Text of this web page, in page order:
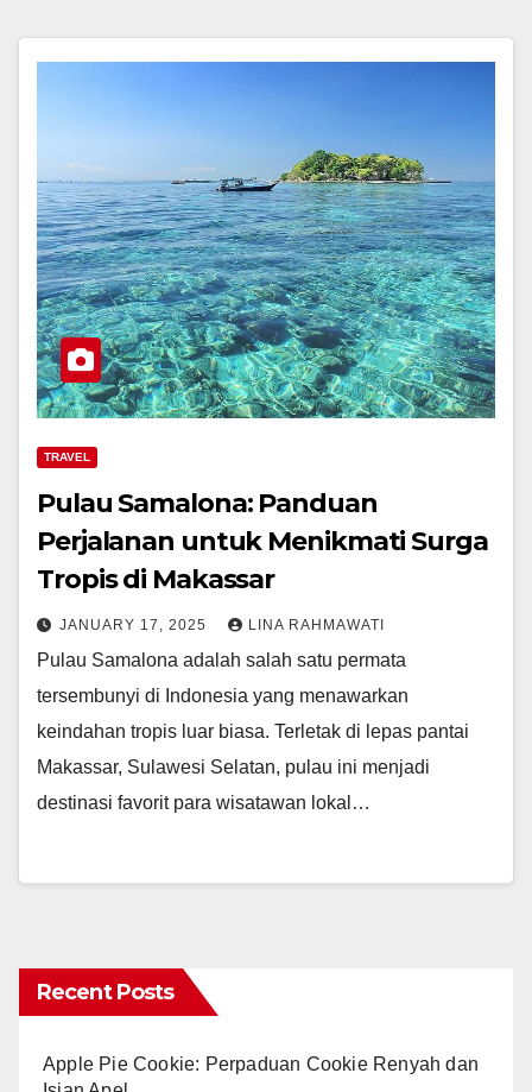
TRAVEL
Pulau Samalona: Panduan
Perjalanan untuk Menikmati Surga
Tropis di Makassar
JANUARY 17, 2025 LINA RAHMAWATI
Pulau Samalona adalah salah satu permata
tersembunyi di Indonesia yang menawarkan
keindahan tropis luar biasa. Terletak di lepas pantai
Makassar, Sulawesi Selatan, pulau ini menjadi
destinasi favorit para wisatawan lokal…
Recent Posts
Apple Pie Cookie: Perpaduan Cookie Renyah dan